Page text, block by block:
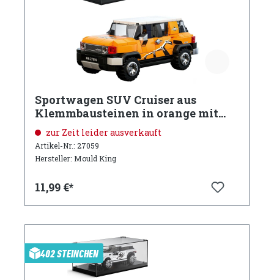
Sportwagen SUV Cruiser aus
Klemmbausteinen in orange mit
Acryl Vitrine
zur Zeit leider ausverkauft
Artikel-Nr.: 27059
Hersteller: Mould King
11,99 €*
402 STEINCHEN